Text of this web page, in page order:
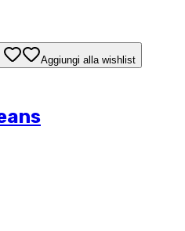
Aggiungi alla wishlist